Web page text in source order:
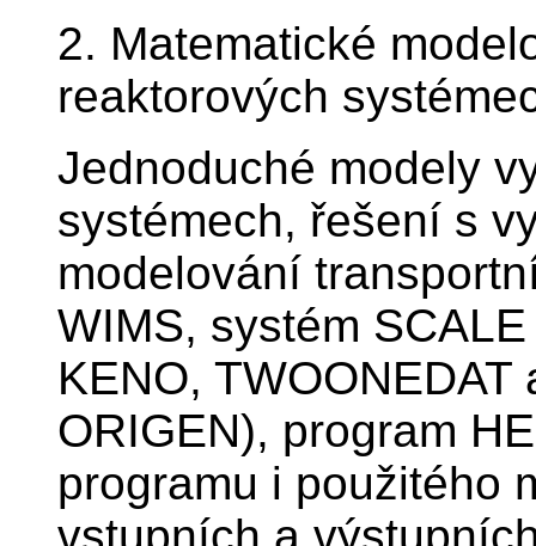
2. Matematické
reaktorových
Jednoduché modely
systémech, řešení s
modelování
WIMS, systém
KENO,
ORIGEN), program
programu i použitého